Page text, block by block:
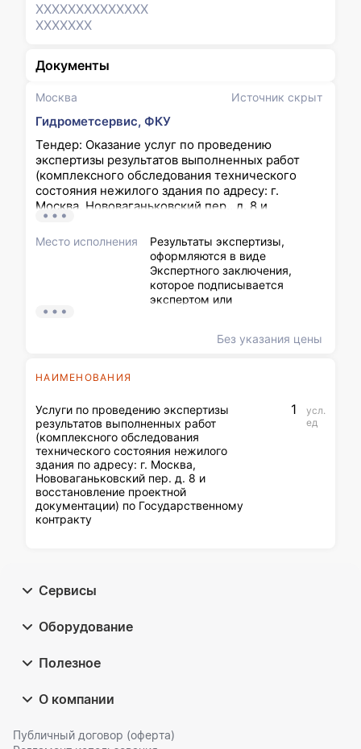
Москва Источник скрыт
Гидрометсервис, ФКУ
Тендер: Оказание услуг по проведению
экспертизы результатов выполненных работ
(комплексного обследования технического
состояния нежилого здания по адресу: г.
Москва, Нововаганьковский пер., д. 8 и
восстановление проектной документации) по
Государственному контракту
Место исполнения
Результаты экспертизы,
оформляются в виде
Экспертного заключения,
которое подписывается
экспертом или
организации и должно быть
предоставление
недостоверных результатов
экспертизы, Экспертного
заключения или заведомо
ложного Экспертного
заключения, за невыполнение
экспертом, экспертной
организацией требования ч. 3
обоснованность и
Без указания цены
НАИМЕНОВАНИЯ
Услуги по проведению экспертизы
результатов выполненных работ
(комплексного обследования
технического состояния нежилого
здания по адресу: г. Москва,
Нововаганьковский пер. д. 8 и
восстановление проектной
документации) по Государственному
контракту
1
усл.
ед
XXXXXXXXXXXXXX
XXXXXXX
Документы
Сервисы
Оборудование
Полезное
О компании
Публичный договор (оферта)